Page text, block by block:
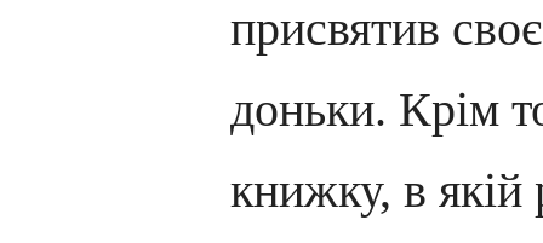
присвятив
доньки. Крім
книжку, в якій